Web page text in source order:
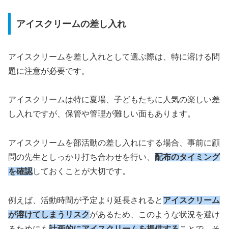
アイスクリームの差し入れ
アイスクリームを差し入れとして選ぶ際は、特に溶ける問
題に注意が必要です。
アイスクリームは特に夏場、子どもたちに人気の楽しい差
し入れですが、保管や管理が難しい面もあります。
アイスクリームを部活動の差し入れにする場合、事前に顧
問の先生としっかり打ち合わせを行い、 配布のタイミング
を確認しておくことが大切です。
例えば、活動時間が予定より延長されると アイスクリーム
が溶けてしまうリスクがあるため、このような状況を避け